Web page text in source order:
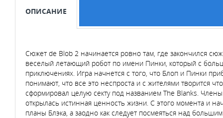
ОПИСАНИЕ
Сюжет de Blob 2 начинается ровно там, где закончился
веселый летающий робот по имени Пинки, который с
приключениях. Игра начнется с того, что Блоп и Пинки
понимают, что все это неспроста и с жителями творится
сформировал целую секту под названием The Blanks.
открылась истинная ценность жизни. С этого момента и
планы Блэка, а заодно как следует посмеяться над